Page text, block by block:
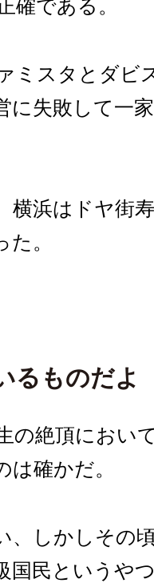
確である。
ミスタとダビ
に失敗して一
横浜はドヤ街
。
るものだよ
の絶頂におい
は確かだ。
、しかしその
国民というや